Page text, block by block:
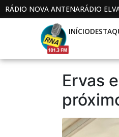
RÁDIO NOVA ANTENARÁDIO
INÍCIO
Ervas